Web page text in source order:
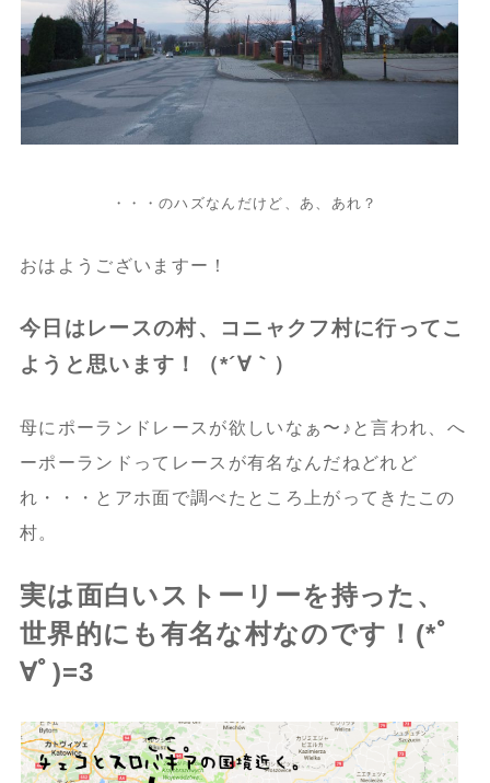
・・・のハズなんだけど、あ、あれ？
おはようございますー！
今日はレースの村、コニャクフ村に行ってこ
ようと思います！（*´∀｀）
母にポーランドレースが欲しいなぁ〜♪と言われ、へ
ーポーランドってレースが有名なんだねどれど
れ・・・とアホ面で調べたところ上がってきたこの
村。
実は面白いストーリーを持った、
世界的にも有名な村なのです！(*ﾟ
∀ﾟ)=3